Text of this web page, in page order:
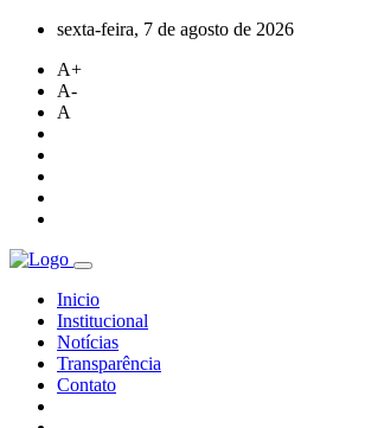
sexta-feira, 7 de agosto de 2026
A+
A-
A
Inicio
Institucional
Notícias
Transparência
Contato